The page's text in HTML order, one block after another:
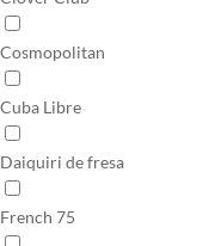
Cosmopolitan
Cuba Libre
Daiquiri de fresa
French 75